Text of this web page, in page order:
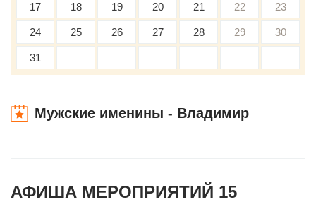
17 18 19 20 21 22 23
24 25 26 27 28 29 30
31
Мужские именины - Владимир
АФИША МЕРОПРИЯТИЙ 15